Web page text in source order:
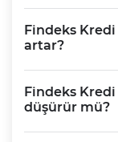
Findeks
artar?
Findeks
düşürür mü?